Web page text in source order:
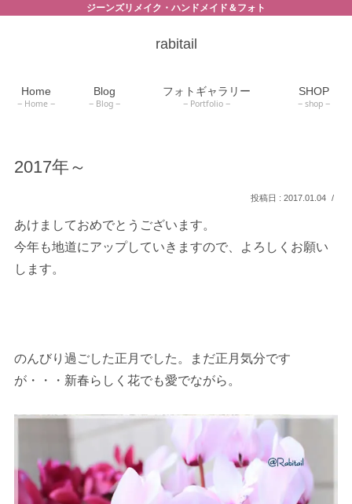
ジーンズリメイク・ハンドメイド＆フォト
rabitail
Home
Home
Blog
Blog
フォトギャラリー
Portfolio
SHOP
shop
2017年～
2017.01.04
あけましておめでとうございます。
今年も地道にアップしていきますので、よろしくお願い
します。
のんびり過ごした正月でした。まだ正月気分です
が・・・新春らしく花でも愛でながら。